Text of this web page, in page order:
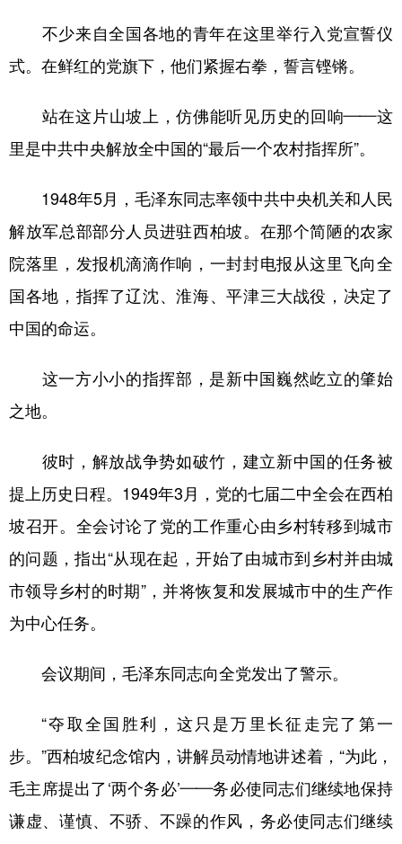
山东 河南 湖北 湖南
四川 贵州 云南 西藏
陕西 甘肃 青海 宁夏
新疆 内蒙古 黑龙江
多语种频道
English Español Français عربى
Русский язык
Deutsch Português
不少来自全国各地的青年在这里举行入党宣誓仪
式。在鲜红的党旗下，他们紧握右拳，誓言铿锵。
站在这片山坡上，仿佛能听见历史的回响——这
里是中共中央解放全中国的“最后一个农村指挥所”。
1948年5月，毛泽东同志率领中共中央机关和人民
解放军总部部分人员进驻西柏坡。在那个简陋的农家
院落里，发报机滴滴作响，一封封电报从这里飞向全
国各地，指挥了辽沈、淮海、平津三大战役，决定了
中国的命运。
这一方小小的指挥部，是新中国巍然屹立的肇始
之地。
彼时，解放战争势如破竹，建立新中国的任务被
提上历史日程。1949年3月，党的七届二中全会在西柏
坡召开。全会讨论了党的工作重心由乡村转移到城市
的问题，指出“从现在起，开始了由城市到乡村并由城
市领导乡村的时期”，并将恢复和发展城市中的生产作
为中心任务。
会议期间，毛泽东同志向全党发出了警示。
“夺取全国胜利，这只是万里长征走完了第一
步。”西柏坡纪念馆内，讲解员动情地讲述着，“为此，
毛主席提出了‘两个务必’——务必使同志们继续地保持
谦虚、谨慎、不骄、不躁的作风，务必使同志们继续